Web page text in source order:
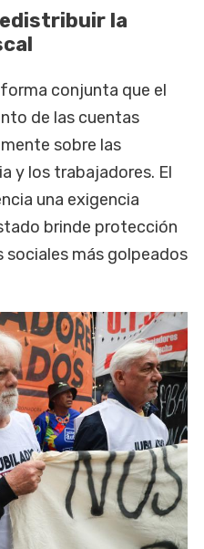
la
conjunta que el
de las cuentas
sobre las
y los trabajadores. El
una exigencia
brinde protección
sociales más golpeados